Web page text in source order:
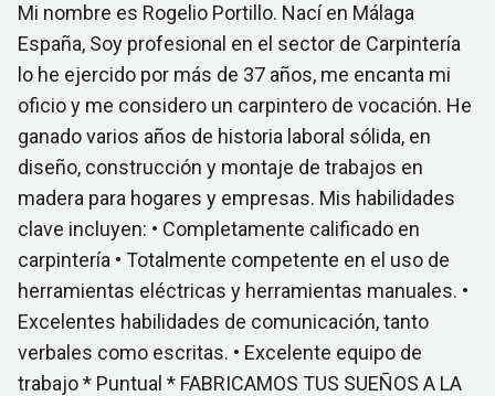
Mi nombre es Rogelio Portillo. Nací en Málaga
España, Soy profesional en el sector de Carpintería
lo he ejercido por más de 37 años, me encanta mi
oficio y me considero un carpintero de vocación. He
ganado varios años de historia laboral sólida, en
diseño, construcción y montaje de trabajos en
madera para hogares y empresas. Mis habilidades
clave incluyen: • Completamente calificado en
carpintería • Totalmente competente en el uso de
herramientas eléctricas y herramientas manuales. •
Excelentes habilidades de comunicación, tanto
verbales como escritas. • Excelente equipo de
trabajo * Puntual * FABRICAMOS TUS SUEÑOS A LA